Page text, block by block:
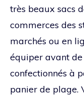
très beaux sacs
commerces des
marchés ou en
équiper avant
confectionnés à
panier de plage.